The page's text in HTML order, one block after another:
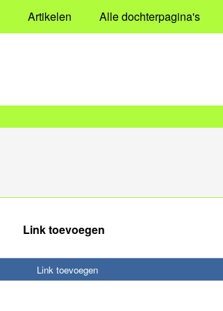
Artikelen Alle dochterpagina's
Link toevoegen
Link toevoegen